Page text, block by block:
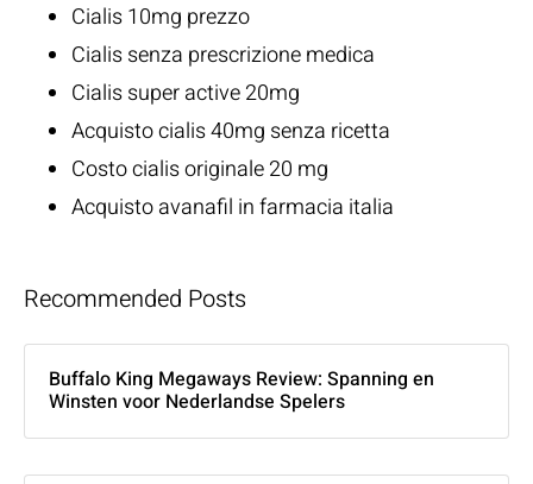
Cialis 10mg prezzo
Cialis senza prescrizione medica
Cialis super active 20mg
Acquisto cialis 40mg senza ricetta
Costo cialis originale 20 mg
Acquisto avanafil in farmacia italia
Recommended Posts
Buffalo King Megaways Review: Spanning en
Winsten voor Nederlandse Spelers